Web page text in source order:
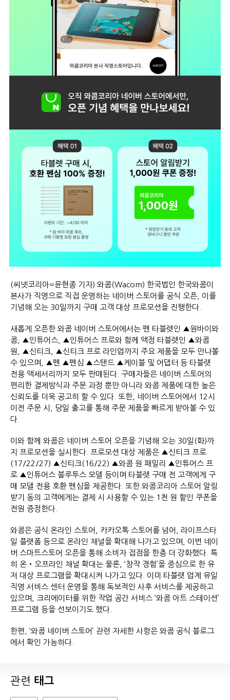
(씨넷코리아=윤현종 기자) 와콤(Wacom) 한국법인 한국와콤이
본사가 직영으로 직접 운영하는 네이버 스토어를 공식 오픈, 이를
기념해 오는 30일까지 구매 고객 대상 프로모션을 진행한다.
새롭게 오픈한 와콤 네이버 스토어에서는 펜 타블렛인 ▲원바이와
콤, ▲인튜어스, ▲인튜어스 프로와 함께 액정 타블렛인 ▲와콤
원, ▲신티크, ▲신티크 프로 라인업까지 주요 제품을 모두 만나볼
수 있으며, ▲펜 ▲펜심 ▲스탠드 ▲케이블 및 어댑터 등 타블렛
전용 액세서리까지 모두 판매된다. 구매자들은 네이버 스토어의
편리한 결제방식과 주문 과정 뿐만 아니라 와콤 제품에 대한 높은
신뢰도를 더욱 공고히 할 수 있다. 또한, 네이버 스토어에서 12시
이전 주문 시, 당일 출고를 통해 주문 제품을 빠르게 받아볼 수 있
다.
이와 함께 와콤은 네이버 스토어 오픈을 기념해 오는 30일(화)까
지 프로모션을 실시한다. 프로모션 대상 제품은 ▲신티크 프로
(17/22/27) ▲신티크(16/22) ▲와콤 원 패밀리 ▲인튜어스 프
로 ▲인튜어스 블루투스 모델 등이며 타블렛 구매 전 고객에게 구
매 모델 전용 호환 펜심을 제공한다. 또한 와콤코리아 스토어 알림
받기 동의 고객에게는 결제 시 사용할 수 있는 1천 원 할인 쿠폰을
전원 증정한다.
와콤은 공식 온라인 스토어, 카카오톡 스토어를 넘어, 라이프스타
일 플랫폼 등으로 온라인 채널을 확대해 나가고 있으며, 이번 네이
버 스마트스토어 오픈을 통해 소비자 접점을 한층 더 강화했다. 특
히 온‧오프라인 채널 확대는 물론, ‘창작 경험’을 중심으로 한 유
저 대상 프로그램을 확대시켜 나가고 있다. 이미 타블렛 업계 유일
직영 서비스 센터 운영을 통해 독보적인 사후 서비스를 제공하고
있으며, 크리에이터를 위한 작업 공간 서비스 ‘와콤 아트 스테이션’
프로그램 등을 선보이기도 했다.
한편, ‘와콤 네이버 스토어’ 관련 자세한 사항은 와콤 공식 블로그
에서 확인 가능하다.
관련 태그